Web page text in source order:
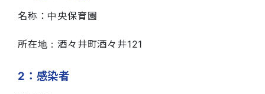
名称：中央保育園
所在地：酒々井町酒々井121
2：感染者